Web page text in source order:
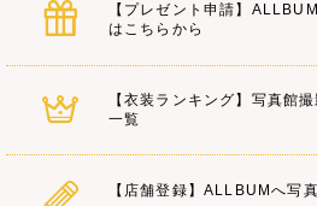
【プレゼント申請】
はこちらから
【衣装ランキング】写真館
一覧
【店舗登録】ALLBUMへ写